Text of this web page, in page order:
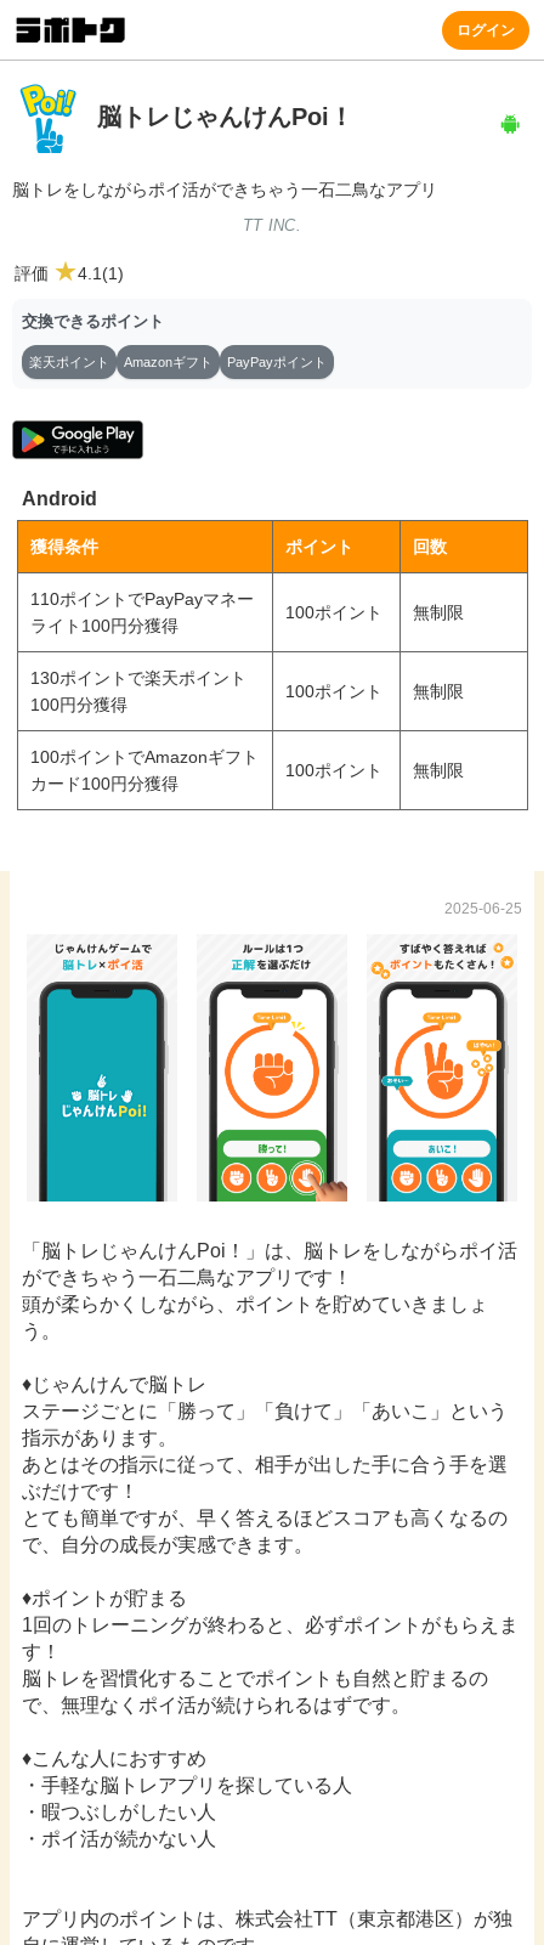
ログイン
脳トレじゃんけんPoi！
脳トレをしながらポイ活ができちゃう一石二鳥なアプリ
TT INC.
評価 ★4.1(1)
交換できるポイント
楽天ポイント Amazonギフト PayPayポイント
Android
獲得条件 ポイント 回数
110ポイントでPayPayマネー
ライト100円分獲得
100ポイント 無制限
130ポイントで楽天ポイント
100円分獲得
100ポイント 無制限
100ポイントでAmazonギフト
カード100円分獲得
100ポイント 無制限
2025-06-25
「脳トレじゃんけんPoi！」は、脳トレをしながらポイ活
ができちゃう一石二鳥なアプリです！
頭が柔らかくしながら、ポイントを貯めていきましょ
う。
♦︎じゃんけんで脳トレ
ステージごとに「勝って」「負けて」「あいこ」という
指示があります。
あとはその指示に従って、相手が出した手に合う手を選
ぶだけです！
とても簡単ですが、早く答えるほどスコアも高くなるの
で、自分の成長が実感できます。
♦︎ポイントが貯まる
1回のトレーニングが終わると、必ずポイントがもらえま
す！
脳トレを習慣化することでポイントも自然と貯まるの
で、無理なくポイ活が続けられるはずです。
♦︎こんな人におすすめ
・手軽な脳トレアプリを探している人
・暇つぶしがしたい人
・ポイ活が続かない人
アプリ内のポイントは、株式会社TT（東京都港区）が独